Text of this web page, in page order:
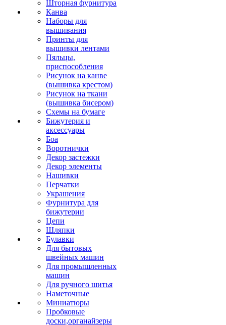
Шторная фурнитура
Канва
Наборы для
вышивания
Принты для
вышивки лентами
Пяльцы,
приспособления
Рисунок на канве
(вышивка крестом)
Рисунок на ткани
(вышивка бисером)
Схемы на бумаге
Бижутерия и
аксессуары
Боа
Воротнички
Декор застежки
Декор элементы
Нашивки
Перчатки
Украшения
Фурнитура для
бижутерии
Цепи
Шляпки
Булавки
Для бытовых
швейных машин
Для промышленных
машин
Для ручного шитья
Наметочные
Миниатюры
Пробковые
доски,органайзеры